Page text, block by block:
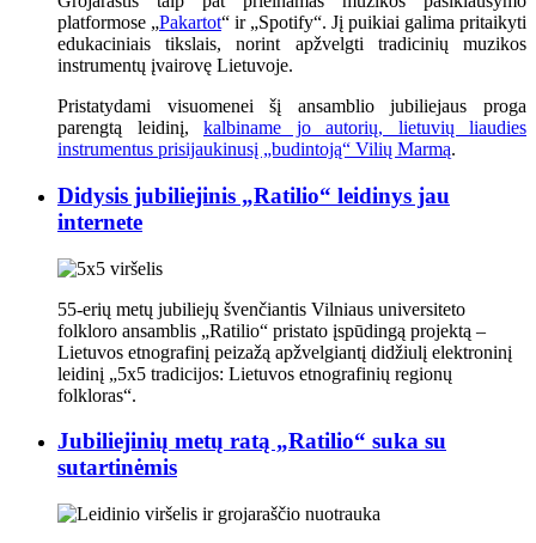
platformose „Pakartot“ ir „Spotify“. Jį puikiai galima pritaikyti
edukaciniais tikslais, norint apžvelgti tradicinių muzikos
instrumentų įvairovę Lietuvoje.
Pristatydami visuomenei šį ansamblio jubiliejaus proga
parengtą leidinį, kalbiname jo autorių, lietuvių liaudies
instrumentus prisijaukinusį „budintoją“ Vilių Marmą.
Didysis jubiliejinis „Ratilio“ leidinys jau
internete
55-erių metų jubiliejų švenčiantis Vilniaus universiteto
folkloro ansamblis „Ratilio“ pristato įspūdingą projektą –
Lietuvos etnografinį peizažą apžvelgiantį didžiulį elektroninį
leidinį „5x5 tradicijos: Lietuvos etnografinių regionų
folkloras“.
Jubiliejinių metų ratą „Ratilio“ suka su
sutartinėmis